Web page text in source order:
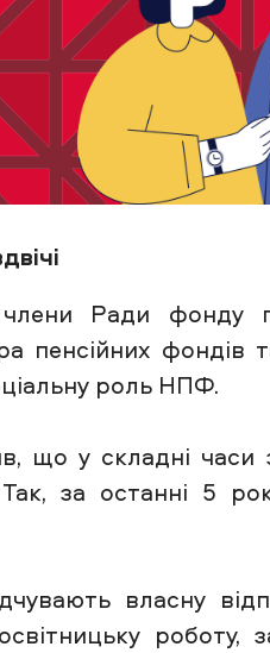
Ради фонду
пенсійних фондів
роль НПФ.
що у складні
за останні 5
власну
роботу,